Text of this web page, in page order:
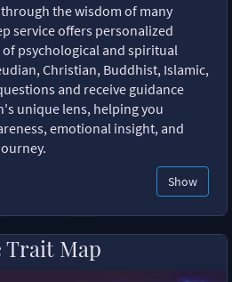
the wisdom of many
service offers personalized
psychological and spiritual
Christian, Buddhist, Islamic,
and receive guidance
unique lens, helping you
emotional insight, and
Show
Trait Map